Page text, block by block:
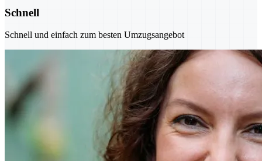
Schnell
Schnell und einfach zum besten Umzugsangebot